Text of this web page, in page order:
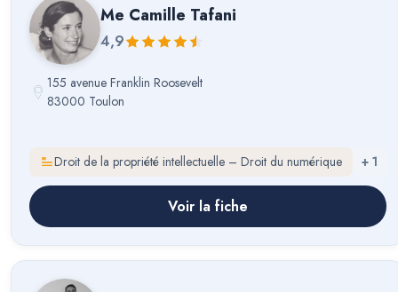
Me Camille Tafani
4,9
155 avenue Franklin Roosevelt
83000 Toulon
Droit de la propriété intellectuelle – Droit du numérique + 1
Voir la fiche